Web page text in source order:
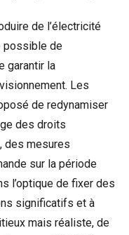
de l’électricité
possible de
garantir la
Les
de redynamiser
des droits
des mesures
sur la période
l’optique de fixer des
significatifs et à
mais réaliste, de